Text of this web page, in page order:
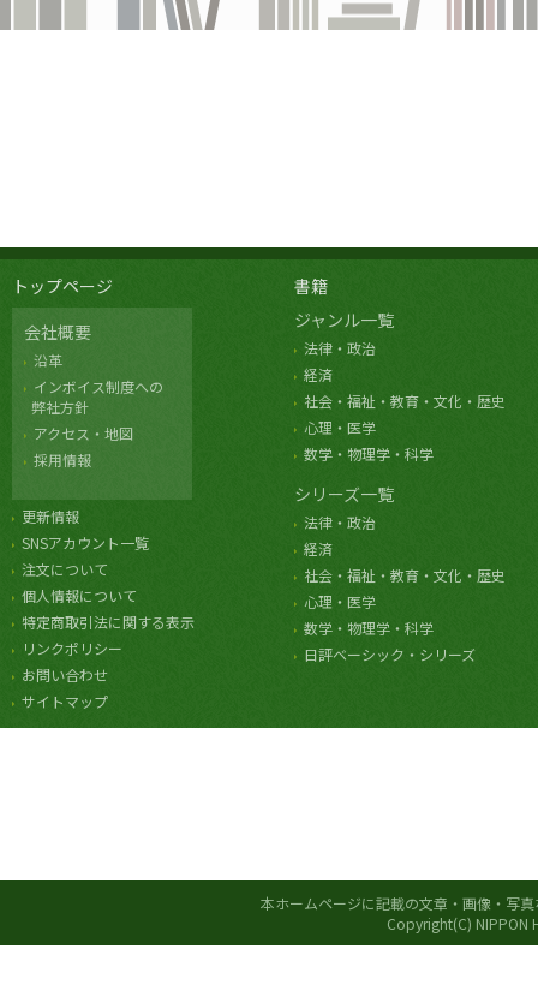
トップページ
会社概要
沿革
インボイス制度への
弊社方針
アクセス・地図
採用情報
更新情報
SNSアカウント一覧
注文について
個人情報について
特定商取引法に関する表示
リンクポリシー
お問い合わせ
サイトマップ
書籍
ジャンル一覧
法律・政治
経済
社会・福祉・教育・文化・歴史
心理・医学
数学・物理学・科学
シリーズ一覧
法律・政治
経済
社会・福祉・教育・文化・歴史
心理・医学
数学・物理学・科学
日評ベーシック・シリーズ
本ホームページに記載の文章・画像・写
Copyright(C) NIPPON